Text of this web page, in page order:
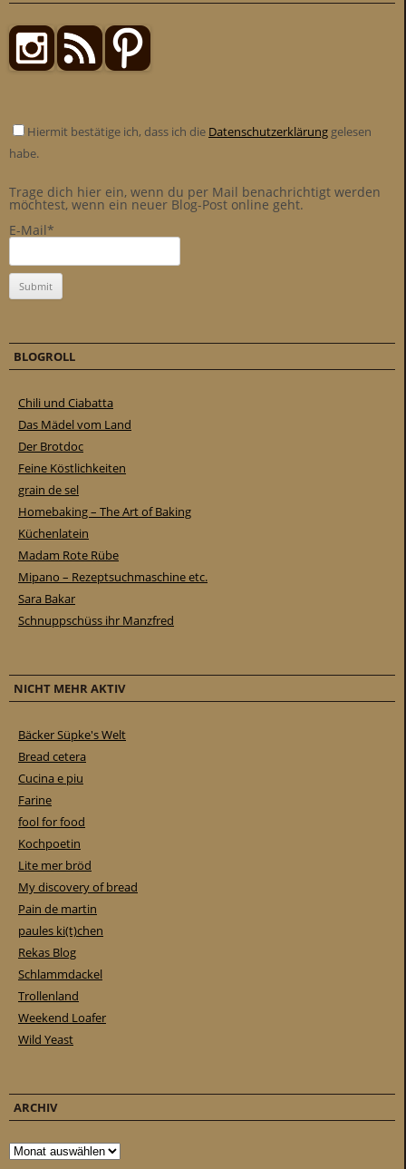
Hiermit bestätige ich, dass ich die Datenschutzerklärung gelesen
habe.
Trage dich hier ein, wenn du per Mail benachrichtigt werden
möchtest, wenn ein neuer Blog-Post online geht.
E-Mail*
BLOGROLL
Chili und Ciabatta
Das Mädel vom Land
Der Brotdoc
Feine Köstlichkeiten
grain de sel
Homebaking – The Art of Baking
Küchenlatein
Madam Rote Rübe
Mipano – Rezeptsuchmaschine etc.
Sara Bakar
Schnuppschüss ihr Manzfred
NICHT MEHR AKTIV
Bäcker Süpke's Welt
Bread cetera
Cucina e piu
Farine
fool for food
Kochpoetin
Lite mer bröd
My discovery of bread
Pain de martin
paules ki(t)chen
Rekas Blog
Schlammdackel
Trollenland
Weekend Loafer
Wild Yeast
ARCHIV
Archiv